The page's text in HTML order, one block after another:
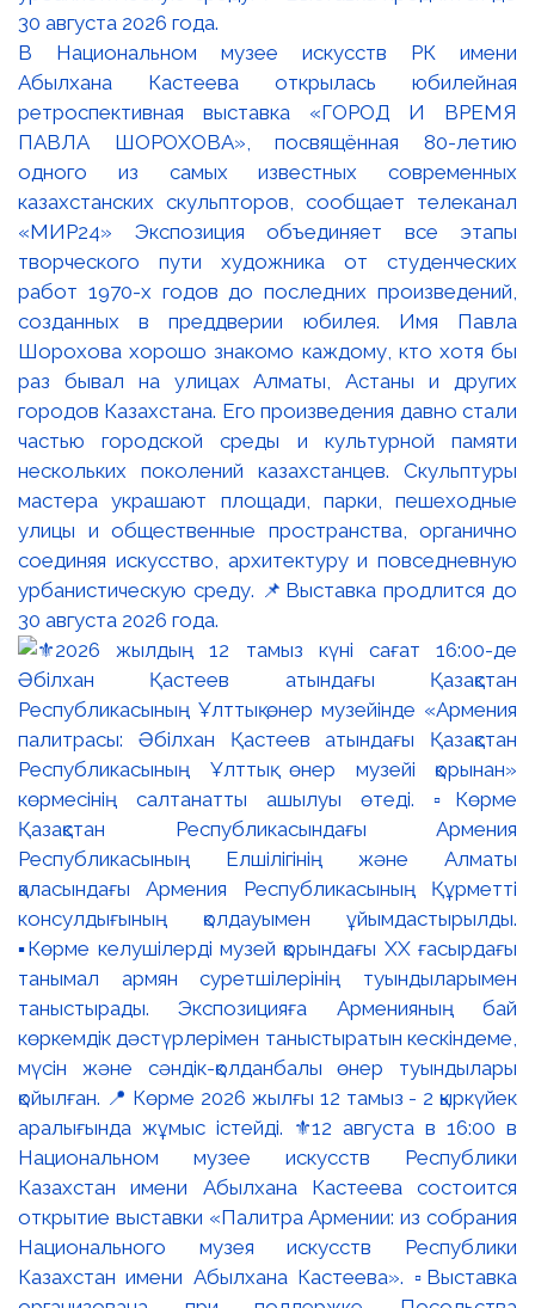
В Национальном музее искусств РК имени
Абылхана Кастеева открылась юбилейная
ретроспективная выставка «ГОРОД И ВРЕМЯ
ПАВЛА ШОРОХОВА», посвящённая 80-летию
одного из самых известных современных
казахстанских скульпторов, сообщает телеканал
«МИР24» Экспозиция объединяет все этапы
творческого пути художника от студенческих
работ 1970-х годов до последних произведений,
созданных в преддверии юбилея. Имя Павла
Шорохова хорошо знакомо каждому, кто хотя бы
раз бывал на улицах Алматы, Астаны и других
городов Казахстана. Его произведения давно стали
частью городской среды и культурной памяти
нескольких поколений казахстанцев. Скульптуры
мастера украшают площади, парки, пешеходные
улицы и общественные пространства, органично
соединяя искусство, архитектуру и повседневную
урбанистическую среду. 📌Выставка продлится до
30 августа 2026 года.